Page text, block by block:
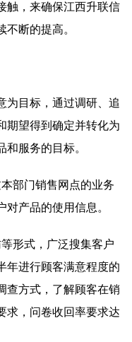
触，来确保江西升联信
断的提高。
为目标，通过调研、追
期望得到确定并转化为
服务的目标。
部门销售网点的业务
产品的使用信息。
形式，广泛搜集客户
年进行顾客满意程度的
查方式，了解顾客在销
求，问卷收回率要求达